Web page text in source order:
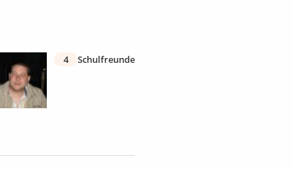
4 Schulfreunde